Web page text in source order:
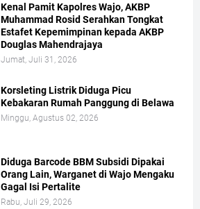
Kenal Pamit Kapolres Wajo, AKBP
Muhammad Rosid Serahkan Tongkat
Estafet Kepemimpinan kepada AKBP
Douglas Mahendrajaya
Jumat, Juli 31, 2026
Korsleting Listrik Diduga Picu
Kebakaran Rumah Panggung di Belawa
Minggu, Agustus 02, 2026
Diduga Barcode BBM Subsidi Dipakai
Orang Lain, Warganet di Wajo Mengaku
Gagal Isi Pertalite
Rabu, Juli 29, 2026